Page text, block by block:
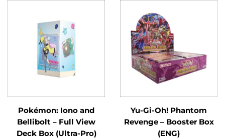
Pokémon: Iono and
Bellibolt – Full View
Deck Box (Ultra-Pro)
Yu-Gi-Oh! Phantom
Revenge – Booster Box
(ENG)